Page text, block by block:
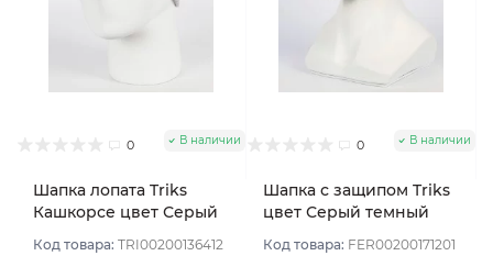
0 В наличии
Шапка лопата Triks
Кашкорсе цвет Серый
Код товара: TRI00200136412
0 В наличии
Шапка с защипом Triks
цвет Серый темный
Код товара: FER00200171201